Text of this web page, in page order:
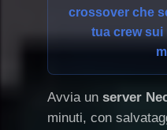
crossover che
tua crew sui
Avvia un server
minuti, con